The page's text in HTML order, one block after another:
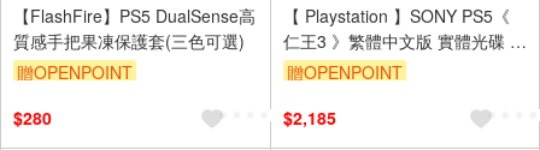
【FlashFire】PS5 DualSense高
質感手把果凍保護套(三色可選)
贈OPENPOINT
$280
【 Playstation 】SONY PS5《
仁王3 》繁體中文版 實體光碟 遊
戲片 代理商 公司貨
贈OPENPOINT
$2,185